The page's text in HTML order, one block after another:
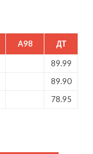
A98 ДТ
89.99
89.90
78.95